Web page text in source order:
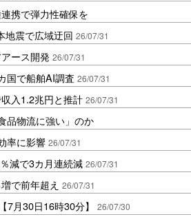
携で弾力性確保を
地震で広域迂回 26/07/31
ース開発 26/07/31
国で船舶AI調査 26/07/31
入1.2兆円と推計 26/07/31
品物流に強い」のか
率に影響 26/07/31
減で3カ月連続減 26/07/31
で前年超え 26/07/31
7月30日16時30分】 26/07/30